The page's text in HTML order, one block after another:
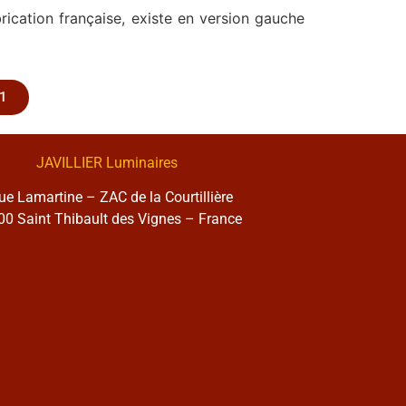
française, existe en version gauche
JAVILLIER Luminaires
Lamartine – ZAC de la Courtillière
Saint Thibault des Vignes – France